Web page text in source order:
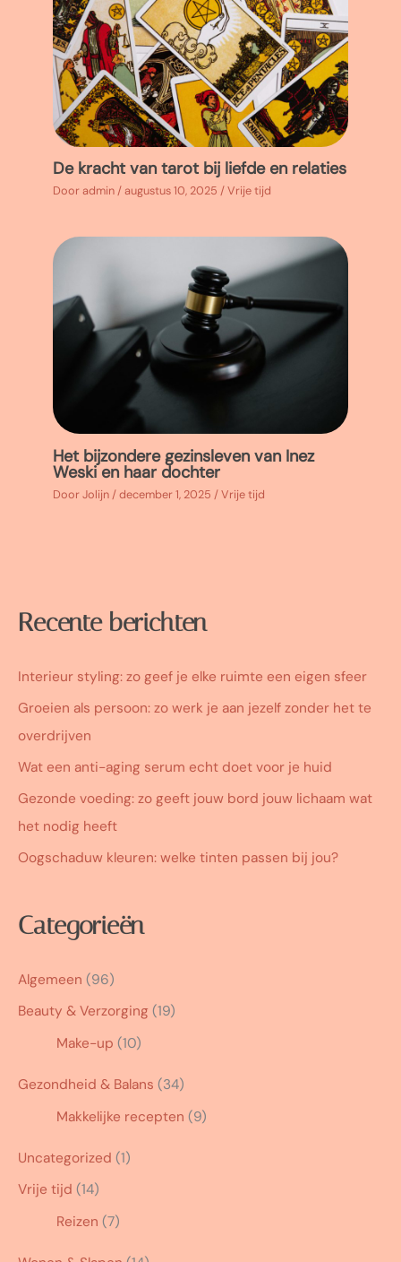
De kracht van tarot bij liefde en relaties
Dooradmin/augustus 10, 2025 /Vrije tijd
Het bijzondere gezinsleven van Inez
Weski en haar dochter
DoorJolijn /december 1, 2025 /Vrije tijd
Recente berichten
Interieur styling: zo geef je elke ruimte een eigen sfeer
Groeien als persoon: zo werk je aan jezelf zonder het te
overdrijven
Wat een anti-aging serum echt doet voor je huid
Gezonde voeding: zo geeft jouw bord jouw lichaam wat
het nodig heeft
Oogschaduw kleuren: welke tinten passen bij jou?
Categorieën
Algemeen (96)
Beauty & Verzorging (19)
Make-up (10)
Gezondheid & Balans (34)
Makkelijke recepten (9)
Uncategorized (1)
Vrije tijd (14)
Reizen (7)